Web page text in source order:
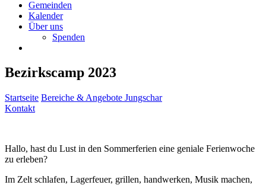
Gemeinden
Kalender
Über uns
Spenden
Bezirkscamp 2023
Startseite Bereiche & Angebote Jungschar
Kontakt
Hallo, hast du Lust in den Sommerferien eine geniale Ferienwoche
zu erleben?
Im Zelt schlafen, Lagerfeuer, grillen, handwerken, Musik machen,